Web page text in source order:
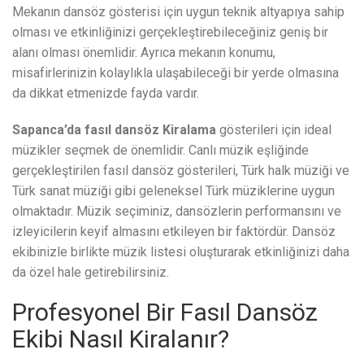
Mekanın dansöz gösterisi için uygun teknik altyapıya sahip
olması ve etkinliğinizi gerçekleştirebileceğiniz geniş bir
alanı olması önemlidir. Ayrıca mekanın konumu,
misafirlerinizin kolaylıkla ulaşabileceği bir yerde olmasına
da dikkat etmenizde fayda vardır.
Sapanca’da fasıl dansöz Kiralama gösterileri için ideal
müzikler seçmek de önemlidir. Canlı müzik eşliğinde
gerçekleştirilen fasıl dansöz gösterileri, Türk halk müziği ve
Türk sanat müziği gibi geleneksel Türk müziklerine uygun
olmaktadır. Müzik seçiminiz, dansözlerin performansını ve
izleyicilerin keyif almasını etkileyen bir faktördür. Dansöz
ekibinizle birlikte müzik listesi oluşturarak etkinliğinizi daha
da özel hale getirebilirsiniz.
Profesyonel Bir Fasıl Dansöz
Ekibi Nasıl Kiralanır?